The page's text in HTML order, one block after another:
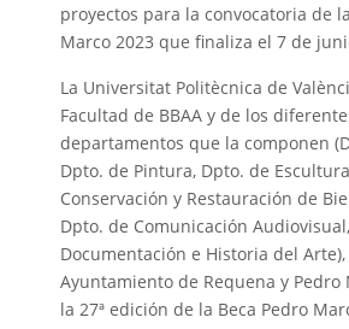
proyectos para la convocatoria de
Marco 2023 que finaliza el 7 de
La Universitat Politècnica de
Facultad de BBAA y de los
departamentos que la componen
Dpto. de Pintura, Dpto. de
Conservación y Restauración de
Dpto. de Comunicación Audiovisual,
Documentación e Historia del Arte),
Ayuntamiento de Requena y Pedro
la 27ª edición de la Beca Pedro